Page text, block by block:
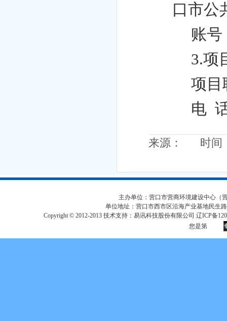
口市公
账号
3.项
项目
电
来源： 时间
主办单位：营口市营商环境建设中心（
单位地址：营口市西市区沿海产业基地民生
Copyright © 2012-2013 技术支持：易讯科技股份有限公司 辽ICP备
您是第